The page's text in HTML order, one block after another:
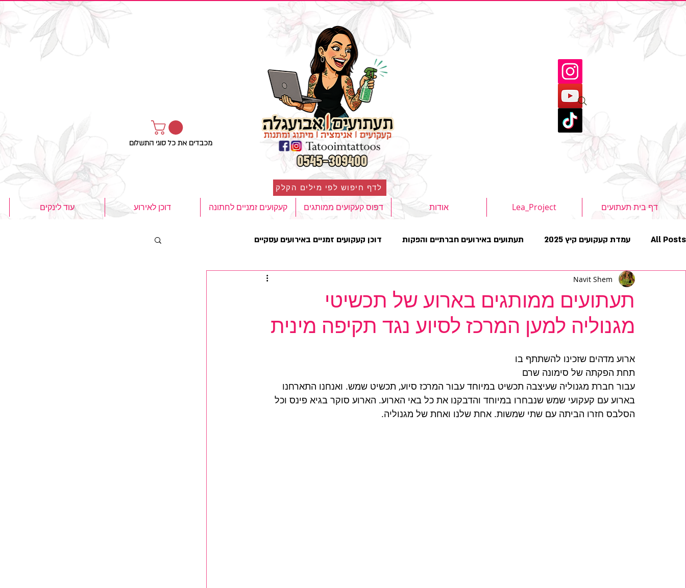
מכבדים את כל סוגי התשלום
לדף חיפוש לפי מילים הקלק
דף בית תעתועים Lea_Project אודות דפוס קעקועים ממותגים קעקועים זמניים לחתונה דוכן לאירוע עוד לינקים
All Posts עמדת קעקועים קיץ 2025 תעתועים באירועים חברתיים והפקות דוכן קעקועים זמניים באירועים עסקיים
אירועים פרטיים- דוכן תעתועים
תעתועים ממותגים בארוע של תכשיטי
מגנוליה למען המרכז לסיוע נגד תקיפה מינית
Navit Shem
ארוע מדהים שזכינו להשתתף בו
תחת הפקתה של סימונה שרם
עבור חברת מגנוליה שעיצבה תכשיט במיוחד עבור המרכז סיוע, תכשיט שמש. ואנחנו התארחנו
בארוע עם קעקועי שמש שנבחרו במיוחד והדבקנו את כל באי הארוע. הארוע סוקר בגיא פינס וכל
הסלבס חזרו הביתה עם שתי שמשות. אחת שלנו ואחת של מגנוליה.